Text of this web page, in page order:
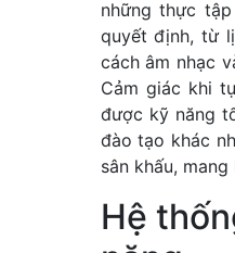
những thực
quyết định, từ
cách âm nhạc
Cảm giác khi
được kỹ năng
đào tạo khác
sân khấu,
Hệ